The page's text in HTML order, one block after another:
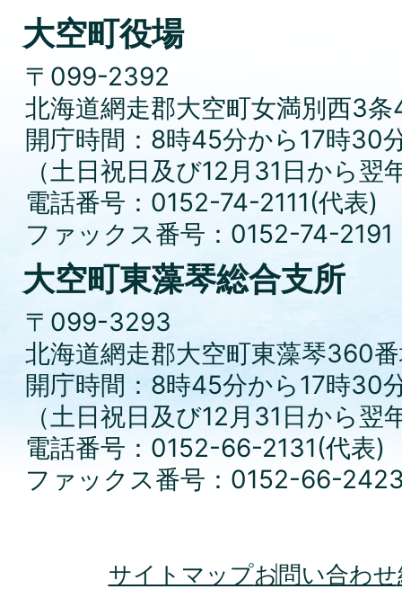
大空町役場
〒099-2392
北海道網走郡大空町女満別西3条
開庁時間：8時45分から17時30
（土日祝日及び12月31日から
電話番号：0152-74-2111(代表)
ファックス番号：0152-74-2191
大空町東藻琴総合支所
〒099-3293
北海道網走郡大空町東藻琴360
開庁時間：8時45分から17時30
（土日祝日及び12月31日から
電話番号：0152-66-2131(代表)
ファックス番号：0152-66-
サイトマップお問い合わせ